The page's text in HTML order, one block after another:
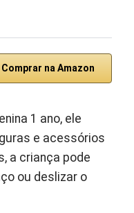
Comprar na Amazon
1 ano, ele
e acessórios
a criança pode
ou deslizar o